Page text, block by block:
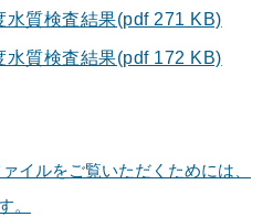
水質検査結果(pdf 271 KB)
水質検査結果(pdf 172 KB)
イルをご覧いただくためには、
。